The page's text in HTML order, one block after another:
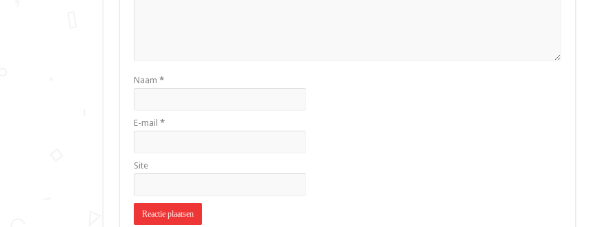
Naam *
E-mail *
Site